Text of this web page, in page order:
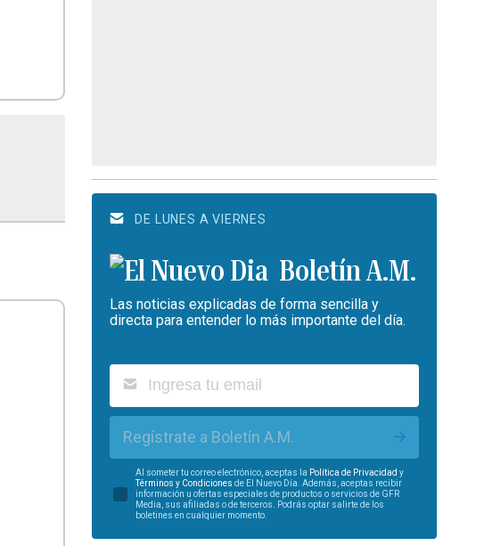
DE LUNES A VIERNES
Boletín A.M.
Las noticias explicadas de forma sencilla y
directa para entender lo más importante del día.
Regístrate a Boletín A.M.
Al someter tu correo electrónico, aceptas la Política de Privacidad y
Términos y Condiciones de El Nuevo Día. Además, aceptas recibir
información u ofertas especiales de productos o servicios de GFR
Media, sus afiliadas o de terceros. Podrás optar salirte de los
boletines en cualquier momento.